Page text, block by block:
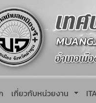
เกี่ยวกับหน่วยงาน